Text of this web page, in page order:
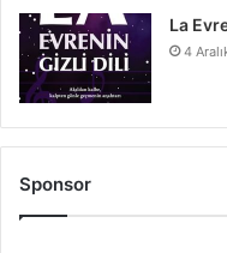
La
4
Sponsor